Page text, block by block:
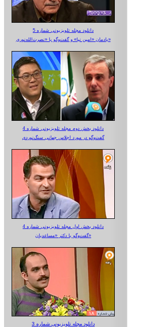
دانلود مجله تلویزیونی شماره 5
یادمان «امین نیا» و گفت‌وگو با «نصرت‌الله‌نوری»
دانلود بخش دوم مجله تلویزیونی شماره 4
گفت‌وگو در مورد اجلاس جهانی سنگ‌نوردی
دانلود بخش اول مجله تلویزیونی شماره 4
گفت‌وگو با دکتر «مساعدیان»
دانلود مجله تلویزیونی شماره 3